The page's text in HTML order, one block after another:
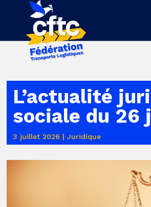
L’actualité
sociale du 26
3 juillet 2026 |Juridique